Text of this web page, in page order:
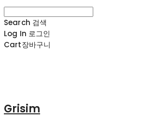
Search 검색
Log In 로그인
Cart장바구니
Grisim